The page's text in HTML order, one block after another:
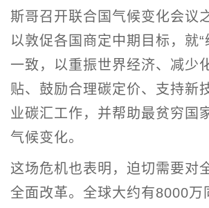
斯哥召开联合国气候变化会议
以敦促各国商定中期目标，就“
一致，以重振世界经济、减少
贴、鼓励合理碳定价、支持新
业碳汇工作，并帮助最贫穷国
气候变化。
这场危机也表明，迫切需要对
全面改革。全球大约有8000万